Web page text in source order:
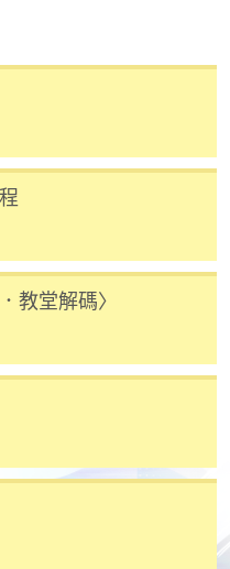
，成功付款並不保證成
申請，課程組職員將儘
。
功後，網頁將顯示付款
亦會發送到 閣下的電
人數不足而被取消)及
，概不退還。
並不可作為 閣下已獲
報名日期後儘快通知申
請人將獲退還已繳交的
教堂解碼〉